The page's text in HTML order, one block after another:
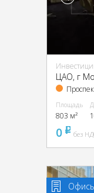
ЦАО, г
Площадь
803 м²
0 pуб
без